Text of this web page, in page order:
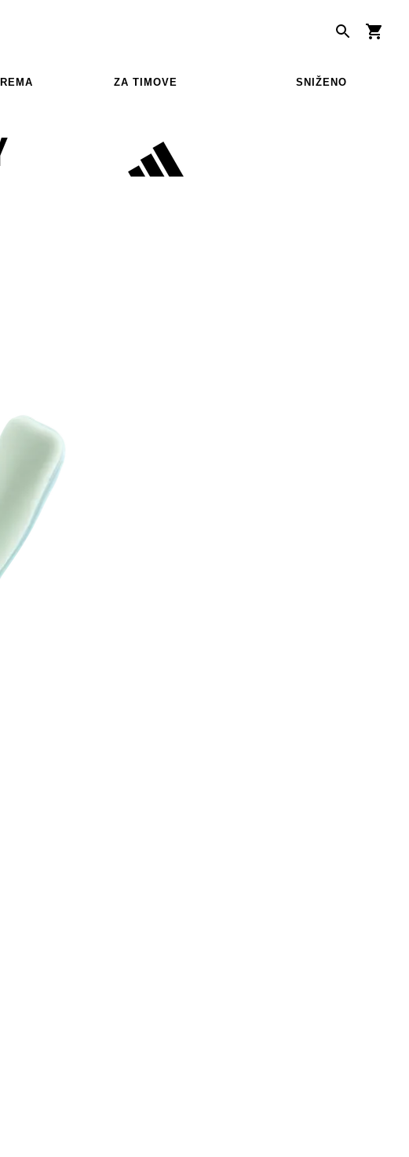
ZA TIMOVE SNIŽENO